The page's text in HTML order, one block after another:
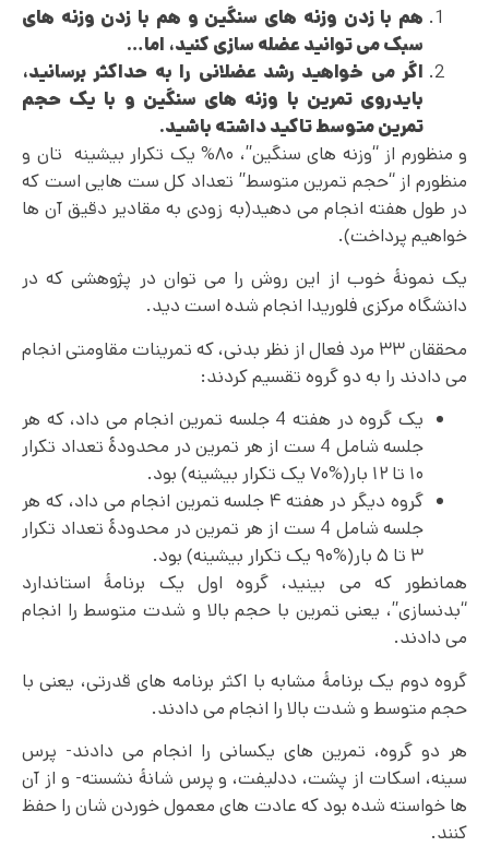
هم با زدن وزنه های سنگین و هم با زدن وزنه های
سبک می توانید عضله سازی کنید، اما…
اگر می خواهید رشد عضلانی را به حداکثر برسانید،
بایدروی تمرین با وزنه های سنگین و با یک حجم
تمرین متوسط تاکید داشته باشید.
و منظورم از “وزنه های سنگین”، ۸۰% یک تکرار بیشینه تان و
منظورم از “حجم تمرین متوسط” تعداد کل ست هایی است که
در طول هفته انجام می دهید(به زودی به مقادیر دقیق آن ها
خواهیم پرداخت).
یک نمونۀ خوب از این روش را می توان در پژوهشی که در
دانشگاه مرکزی فلوریدا انجام شده است دید.
محققان ۳۳ مرد فعال از نظر بدنی، که تمرینات مقاومتی انجام
می دادند را به دو گروه تقسیم کردند:
یک گروه در هفته 4 جلسه تمرین انجام می داد، که هر
جلسه شامل 4 ست از هر تمرین در محدودۀ تعداد تکرار
۱۰ تا ۱۲ بار(%۷۰ یک تکرار بیشینه) بود.
گروه دیگر در هفته ۴ جلسه تمرین انجام می داد، که هر
جلسه شامل 4 ست از هر تمرین در محدودۀ تعداد تکرار
۳ تا ۵ بار(%۹۰ یک تکرار بیشینه) بود.
همانطور که می بینید، گروه اول یک برنامۀ استاندارد
“بدنسازی”، یعنی تمرین با حجم بالا و شدت متوسط را انجام
می دادند.
گروه دوم یک برنامۀ مشابه با اکثر برنامه های قدرتی، یعنی با
حجم متوسط و شدت بالا را انجام می دادند.
هر دو گروه، تمرین های یکسانی را انجام می دادند- پرس
سینه، اسکات از پشت، ددلیفت، و پرس شانۀ نشسته- و از آن
ها خواسته شده بود که عادت های معمول خوردن شان را حفظ
کنند.